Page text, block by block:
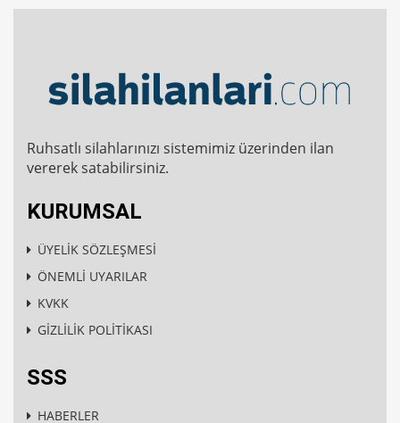
Ruhsatlı silahlarınızı sistemimiz üzerinden ilan
vererek satabilirsiniz.
KURUMSAL
ÜYELİK SÖZLEŞMESİ
ÖNEMLİ UYARILAR
KVKK
GİZLİLİK POLİTİKASI
SSS
HABERLER